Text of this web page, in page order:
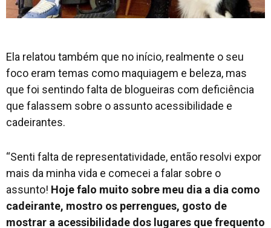
Ela relatou também que no início, realmente o seu
foco eram temas como maquiagem e beleza, mas
que foi sentindo falta de blogueiras com deficiência
que falassem sobre o assunto acessibilidade e
cadeirantes.
“Senti falta de representatividade, então resolvi expor
mais da minha vida e comecei a falar sobre o
assunto! Hoje falo muito sobre meu dia a dia como
cadeirante, mostro os perrengues, gosto de
mostrar a acessibilidade dos lugares que frequento